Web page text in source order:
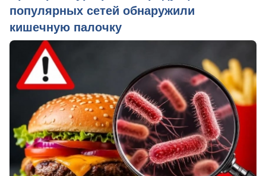
популярных сетей обнаружили
кишечную палочку